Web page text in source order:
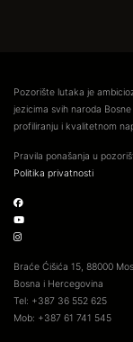
Pozorište lutaka je
jezicima svih naroda
profiliranju i kvalitetnom
Pravila ponašanja u
Politika privatnosti
Braće Ćišića 15, 88000
Bosna i Hercegovina
Tel: +387 36 552 625
Mob: +387 61 741 545